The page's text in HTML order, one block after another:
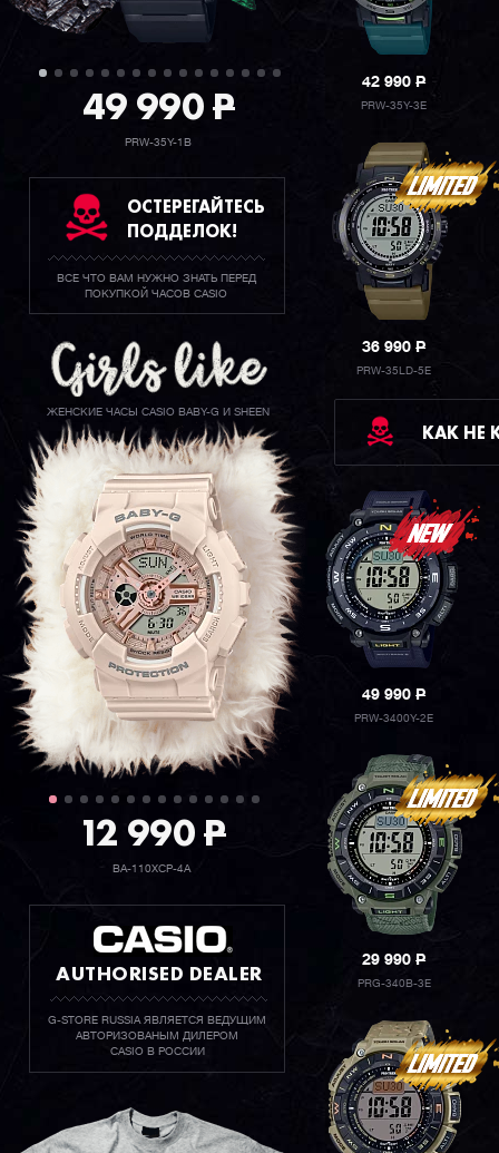
49 990P
PRW-35Y-1B
ОСТЕРЕГАЙТЕСЬ
ПОДДЕЛОК!
ВСЕ ЧТО ВАМ НУЖНО ЗНАТЬ ПЕРЕД
ПОКУПКОЙ ЧАСОВ CASIO
ЖЕНСКИЕ ЧАСЫ CASIO BABY-G И SHEEN
12 990P
BA-110XCP-4A
AUTHORISED DEALER
G-STORE RUSSIA ЯВЛЯЕТСЯ ВЕДУЩИМ
АВТОРИЗОВАНЫМ ДИЛЕРОМ
CASIO В РОССИИ
42 990P
PRW-35Y-3E
36 990P
PRW-35LD-5E
КАК НЕ
49 990P
PRW-3400Y-2E
29 990P
PRG-340B-3E